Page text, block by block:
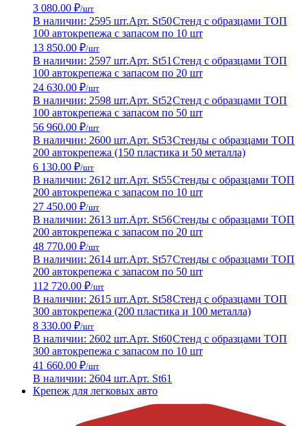
3 080.00 ₽/шт
В наличии: 2595 шт.Арт. St50Стенд с образцами ТОП
100 автокрепежа с запасом по 10 шт
13 850.00 ₽/шт
В наличии: 2597 шт.Арт. St51 Стенд с образцами ТОП
100 автокрепежа с запасом по 20 шт
24 630.00 ₽/шт
В наличии: 2598 шт.Арт. St52Стенд с образцами ТОП
100 автокрепежа с запасом по 50 шт
56 960.00 ₽/шт
В наличии: 2600 шт.Арт. St53Стенды с образцами ТОП
200 автокрепежа (150 пластика и 50 металла)
6 130.00 ₽/шт
В наличии: 2612 шт.Арт. St55Стенды с образцами ТОП
200 автокрепежа с запасом по 10 шт
27 450.00 ₽/шт
В наличии: 2613 шт.Арт. St56Стенды с образцами ТОП
200 автокрепежа с запасом по 20 шт
48 770.00 ₽/шт
В наличии: 2614 шт.Арт. St57Стенды с образцами ТОП
200 автокрепежа с запасом по 50 шт
112 720.00 ₽/шт
В наличии: 2615 шт.Арт. St58Стенд с образцами ТОП
300 автокрепежа (200 пластика и 100 металла)
8 330.00 ₽/шт
В наличии: 2602 шт.Арт. St60Стенд с образцами ТОП
300 автокрепежа с запасом по 10 шт
41 660.00 ₽/шт
В наличии: 2604 шт.Арт. St61
Крепеж для легковых авто